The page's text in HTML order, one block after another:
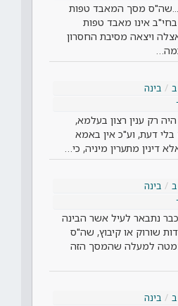
...שה"ס מסך המאבד טפות
אינו מאבד טפות
ויצאה מסיבת החסרון
ב
בינה
רק ענין רצון בעלמא,
דעת, וע"כ אין באמא
דינין מתערין מיניה, כי…
ב
בינה
נתבאר לעיל אשר הבינה
שורוק או קיבוץ, שה"ס
למעלה שהמסך הזה
ב
בינה